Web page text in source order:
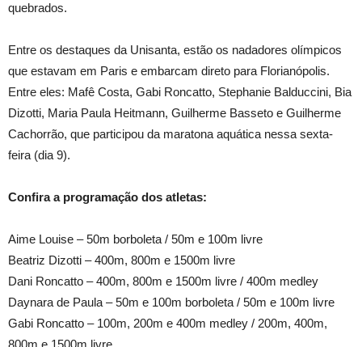
quebrados.
Entre os destaques da Unisanta, estão os nadadores olímpicos
que estavam em Paris e embarcam direto para Florianópolis.
Entre eles: Mafê Costa, Gabi Roncatto, Stephanie Balduccini, Bia
Dizotti, Maria Paula Heitmann, Guilherme Basseto e Guilherme
Cachorrão, que participou da maratona aquática nessa sexta-
feira (dia 9).
Confira a programação dos atletas:
Aime Louise – 50m borboleta / 50m e 100m livre
Beatriz Dizotti – 400m, 800m e 1500m livre
Dani Roncatto – 400m, 800m e 1500m livre / 400m medley
Daynara de Paula – 50m e 100m borboleta / 50m e 100m livre
Gabi Roncatto – 100m, 200m e 400m medley / 200m, 400m,